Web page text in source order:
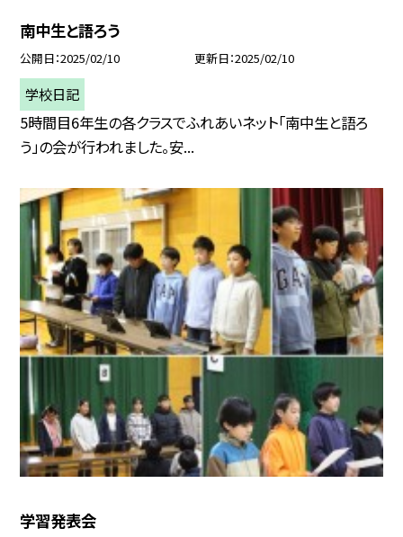
南中生と語ろう
公開日 2025/02/10 更新日 2025/02/10
学校日記
5時間目6年生の各クラスでふれあいネット「南中生と語ろ
う」の会が行われました。安...
学習発表会